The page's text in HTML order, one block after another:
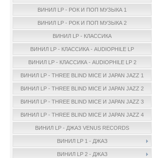
ВИНИЛ LP - РОК И ПОП МУЗЫКА 1
ВИНИЛ LP - РОК И ПОП МУЗЫКА 2
ВИНИЛ LP - КЛАССИКА
ВИНИЛ LP - КЛАССИКА - AUDIOPHILE LP
ВИНИЛ LP - КЛАССИКА - AUDIOPHILE LP 2
ВИНИЛ LP - THREE BLIND MICE И JAPAN JAZZ 1
ВИНИЛ LP - THREE BLIND MICE И JAPAN JAZZ 2
ВИНИЛ LP - THREE BLIND MICE И JAPAN JAZZ 3
ВИНИЛ LP - THREE BLIND MICE И JAPAN JAZZ 4
ВИНИЛ LP - ДЖАЗ VENUS RECORDS
ВИНИЛ LP 1 - ДЖАЗ
ВИНИЛ LP 2 - ДЖАЗ